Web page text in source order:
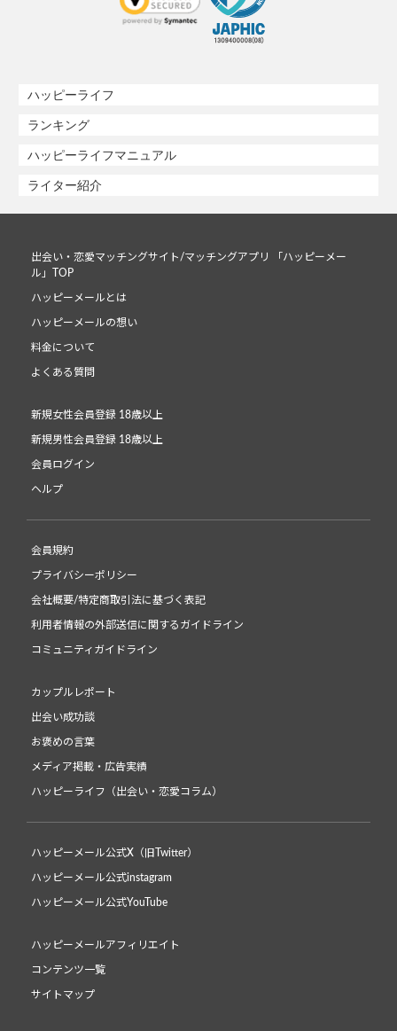
ハッピーライフ
ランキング
ハッピーライフマニュアル
ライター紹介
出会い・恋愛マッチングサイト/マッチングアプリ 「ハッピーメー
ル」TOP
ハッピーメールとは
ハッピーメールの想い
料金について
よくある質問
新規女性会員登録 18歳以上
新規男性会員登録 18歳以上
会員ログイン
ヘルプ
会員規約
プライバシーポリシー
会社概要/特定商取引法に基づく表記
利用者情報の外部送信に関するガイドライン
コミュニティガイドライン
カップルレポート
出会い成功談
お褒めの言葉
メディア掲載・広告実績
ハッピーライフ（出会い・恋愛コラム）
ハッピーメール公式X（旧Twitter）
ハッピーメール公式instagram
ハッピーメール公式YouTube
ハッピーメールアフィリエイト
コンテンツ一覧
サイトマップ